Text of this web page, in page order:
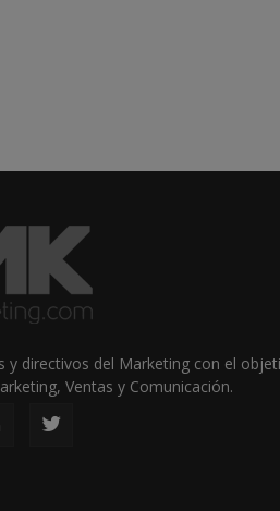
directivos del Marketing con el
Ventas y Comunicación.